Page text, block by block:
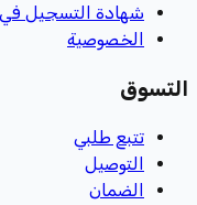
شهادة التسجيل في
الخصوصية
التسوق
تتبع طلبي
التوصيل
الضمان